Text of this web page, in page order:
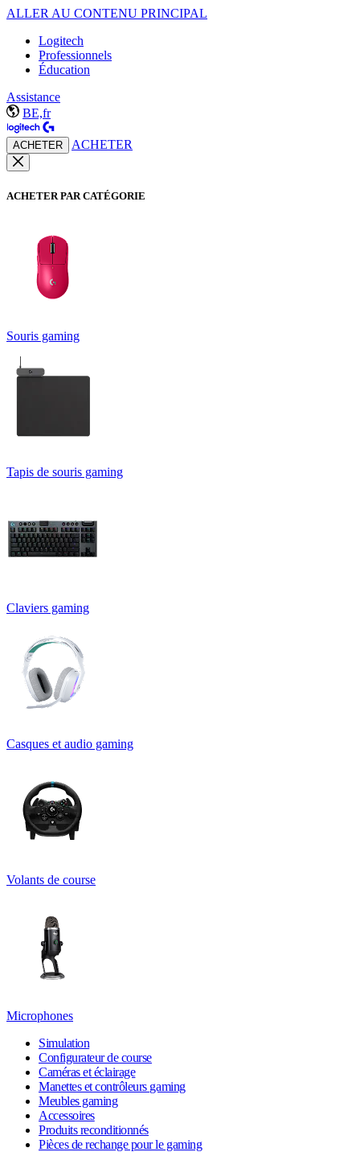
ALLER AU CONTENU PRINCIPAL
Logitech
Professionnels
Éducation
Assistance
BE,fr
ACHETER ACHETER
ACHETER PAR CATÉGORIE
Souris gaming
Tapis de souris gaming
Claviers gaming
Casques et audio gaming
Volants de course
Microphones
Simulation
Configurateur de course
Caméras et éclairage
Manettes et contrôleurs gaming
Meubles gaming
Accessoires
Produits reconditionnés
Pièces de rechange pour le gaming